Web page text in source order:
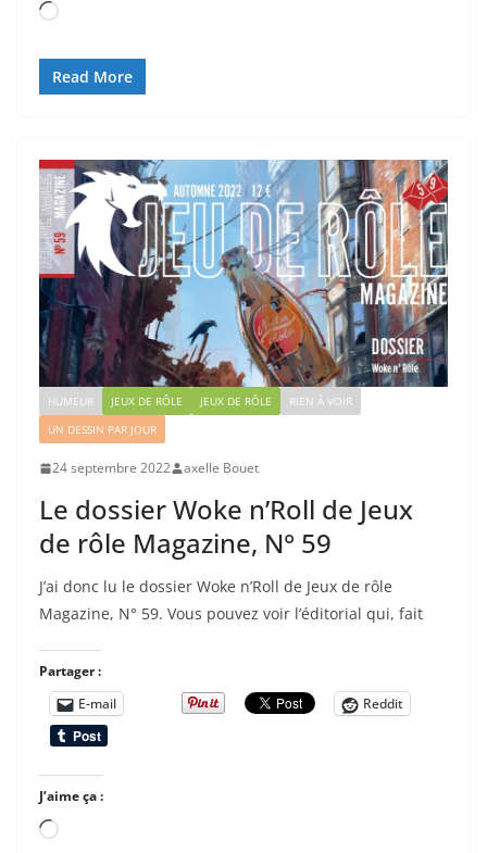
Chargement…
Read More
HUMEUR JEUX DE RÔLE JEUX DE RÔLE
RIEN À VOIR
UN DESSIN PAR JOUR
24 septembre 2022 axelle Bouet
Le dossier Woke n’Roll de Jeux
de rôle Magazine, N° 59
J’ai donc lu le dossier Woke n’Roll de Jeux de rôle
Magazine, N° 59. Vous pouvez voir l’éditorial qui, fait
Partager :
E-mail
Reddit
J’aime ça :
Chargement…